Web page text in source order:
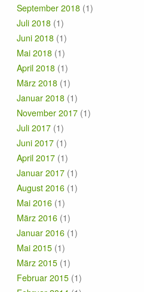
September 2018 (1)
Juli 2018 (1)
Juni 2018 (1)
Mai 2018 (1)
April 2018 (1)
März 2018 (1)
Januar 2018 (1)
November 2017 (1)
Juli 2017 (1)
Juni 2017 (1)
April 2017 (1)
Januar 2017 (1)
August 2016 (1)
Mai 2016 (1)
März 2016 (1)
Januar 2016 (1)
Mai 2015 (1)
März 2015 (1)
Februar 2015 (1)